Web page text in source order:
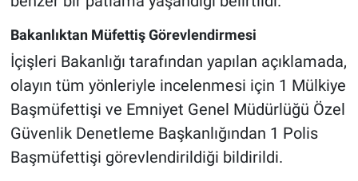
Bakanlıktan Müfettiş Görevlendirmesi
İçişleri Bakanlığı tarafından yapılan açıklamada,
olayın tüm yönleriyle incelenmesi için 1 Mülkiye
Başmüfettişi ve Emniyet Genel Müdürlüğü Özel
Güvenlik Denetleme Başkanlığından 1 Polis
Başmüfettişi görevlendirildiği bildirildi.
Haberde İnsan